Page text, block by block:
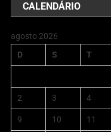
CALENDÁRIO
agosto 2026
D
S T
2 3 4
9 10 11